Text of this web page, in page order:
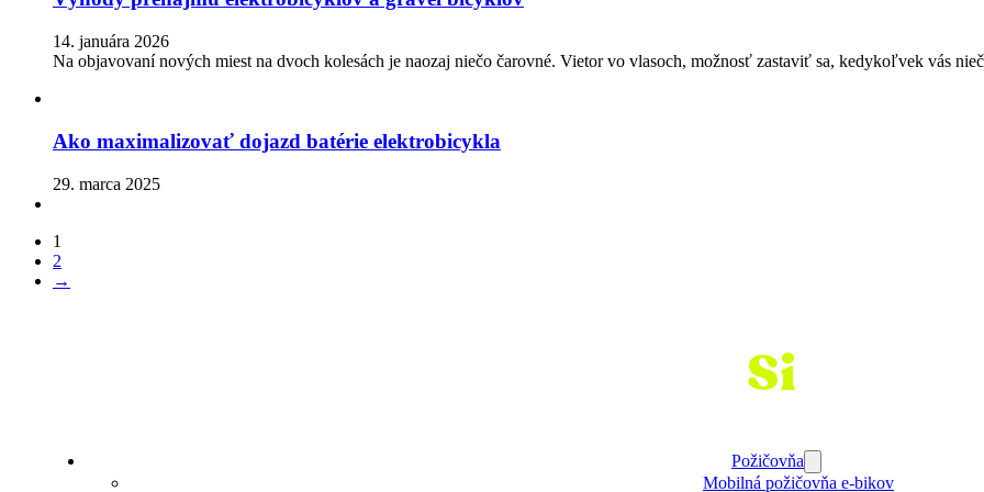
14. januára 2026
Na objavovaní nových miest na dvoch kolesách je naozaj niečo čarovné. Vietor vo vlasoch, možnosť zastaviť sa, kedykoľvek vás
Ako maximalizovať dojazd batérie elektrobicykla
29. marca 2025
1
2
→
Si
Požičovňa
Mobilná požičovňa e-bikov